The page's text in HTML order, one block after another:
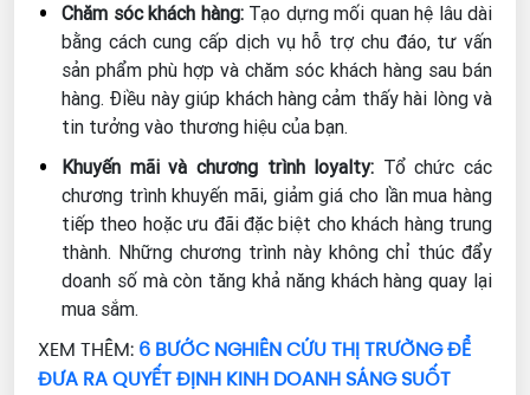
Chăm sóc khách hàng:Tạo dựng mối quan hệ lâu dài
bằng cách cung cấp dịch vụ hỗ trợ chu đáo, tư vấn
sản phẩm phù hợp và chăm sóc khách hàng sau bán
hàng. Điều này giúp khách hàng cảm thấy hài lòng và
tin tưởng vào thương hiệu của bạn.
Khuyến mãi và chương trình loyalty: Tổ chức các
chương trình khuyến mãi, giảm giá cho lần mua hàng
tiếp theo hoặc ưu đãi đặc biệt cho khách hàng trung
thành. Những chương trình này không chỉ thúc đẩy
doanh số mà còn tăng khả năng khách hàng quay lại
mua sắm.
XEM THÊM: 6 BƯỚC NGHIÊN CỨU THỊ TRƯỜNG ĐỂ
ĐƯA RA QUYẾT ĐỊNH KINH DOANH SÁNG SUỐT